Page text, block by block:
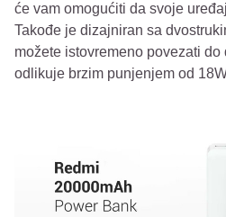
će vam omogućiti da svoje
Takođe je dizajniran sa
možete istovremeno povezati
odlikuje brzim punjenjem od